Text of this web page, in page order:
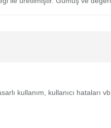
kullanım, kullanıcı